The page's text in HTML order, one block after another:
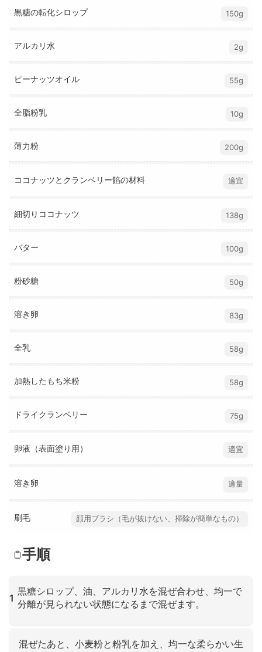
黒糖の転化シロップ 150g
アルカリ水 2g
ピーナッツオイル 55g
全脂粉乳 10g
薄力粉 200g
ココナッツとクランベリー餡の材料 適宜
細切りココナッツ 138g
バター 100g
粉砂糖 50g
溶き卵 83g
全乳 58g
加熱したもち米粉 58g
ドライクランベリー 75g
卵液（表面塗り用） 適宜
溶き卵 適量
刷毛 顔用ブラシ（毛が抜けない、掃除が簡単なもの）
手順
1
黒糖シロップ、油、アルカリ水を混ぜ合わせ、均一で
分離が見られない状態になるまで混ぜます。
混ぜたあと、小麦粉と粉乳を加え、均一な柔らかい生